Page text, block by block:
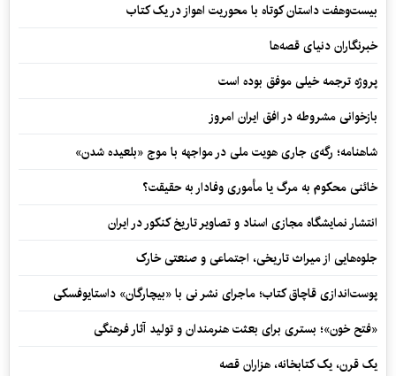
بیست‌وهفت داستان کوتاه با محوریت اهواز در یک کتاب
خبرنگاران دنیای قصه‌ها
پروژه ترجمه خیلی موفق بوده است
بازخوانی مشروطه در افق ایران امروز
شاهنامه؛ رگه‌ی جاری هویت ملی در مواجهه با موج «بلعیده شدن»
خائنی محکوم به مرگ یا مأموری وفادار به حقیقت؟
انتشار نمایشگاه مجازی اسناد و تصاویر تاریخ کنکور در ایران
جلوه‌هایی از میراث تاریخی، اجتماعی و صنعتی خارک
پوست‌اندازی قاچاق کتاب؛ ماجرای نشر نی با «بیچارگان» داستایوفسکی
«فتح خون»؛ بستری برای بعثت هنرمندان و تولید آثار فرهنگی
یک قرن، یک کتابخانه، هزاران قصه